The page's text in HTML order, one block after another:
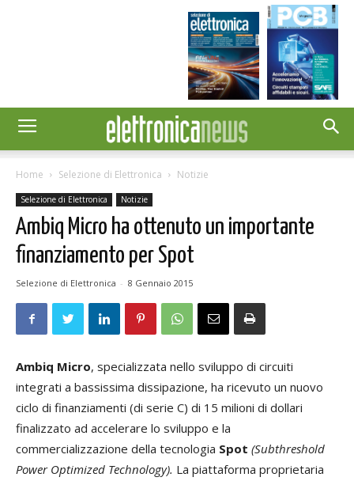
Home Selezione di Elettronica Notizie
Selezione di Elettronica Notizie
Ambiq Micro ha ottenuto un importante
finanziamento per Spot
Selezione di Elettronica - 8 Gennaio 2015
Ambiq Micro, specializzata nello sviluppo di circuiti
integrati a bassissima dissipazione, ha ricevuto un nuovo
ciclo di finanziamenti (di serie C) di 15 milioni di dollari
finalizzato ad accelerare lo sviluppo e la
commercializzazione della tecnologia Spot (Subthreshold
Power Optimized Technology). La piattaforma proprietaria